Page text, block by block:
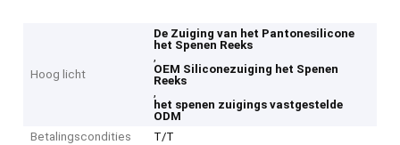
Hoog licht
De Zuiging van het Pantonesilicone
het Spenen Reeks
,
OEM Siliconezuiging het Spenen
Reeks
,
het spenen zuigings vastgestelde
ODM
Betalingscondities
T/T